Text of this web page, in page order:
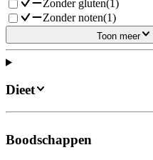
Zonder gluten(1)
Zonder noten(1)
Toon meer
Dieet
Boodschappen